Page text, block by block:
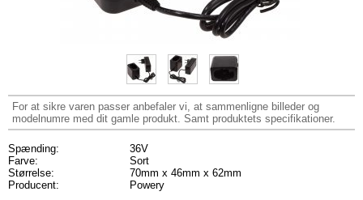
For at sikre varen passer anbefaler vi, at sammenligne billeder og
modelnumre med dit gamle produkt. Samt produktets specifikationer.
Spænding:
36V
Farve:
Sort
Størrelse:
70mm x 46mm x 62mm
Producent:
Powery